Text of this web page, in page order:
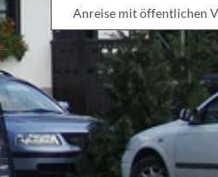
Anreise mit öffentlichen